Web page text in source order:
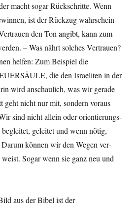
macht sog­ar Rückschritte. Wenn
ist der Rück­zug wahrschein­
den Ton angibt, kann zum
– Was nährt solch­es Ver­trauen?
helfen: Zum Beispiel die
die den Israeliten in der
wird anschaulich, was wir ger­ade
geht nicht nur mit, son­dern voraus
sind nicht allein oder ori­en­tierungs­
geleit­et und wenn nötig,
Darum kön­nen wir den Wegen ver­
Sog­ar wenn sie ganz neu und
aus der Bibel ist der